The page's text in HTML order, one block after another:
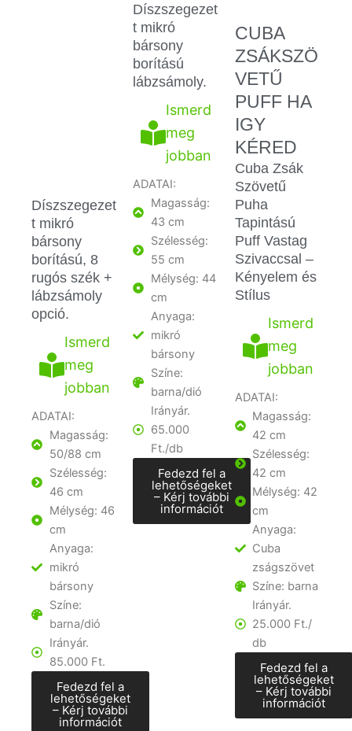
Díszszegezet
t mikró
bársony
borítású, 8
rugós szék +
lábzsámoly
opció.
Ismerd
meg
jobban
ADATAI:
Magasság:
50/88 cm
Szélesség:
46 cm
Mélység: 46
cm
Anyaga:
mikró
bársony
Színe:
barna/dió
Irányár.
85.000 Ft.
Fedezd fel a
lehetőségeket
– Kérj további
információt
Díszszegezet
t mikró
bársony
borítású
lábzsámoly.
Ismerd
meg
jobban
ADATAI:
Magasság:
43 cm
Szélesség:
55 cm
Mélység: 44
cm
Anyaga:
mikró
bársony
Színe:
barna/dió
Irányár.
65.000
Ft./db
Fedezd fel a
lehetőségeket
– Kérj további
információt
CUBA
ZSÁKSZÖ
VETŰ
PUFF HA
IGY
KÉRED
Cuba Zsák
Szövetű
Puha
Tapintású
Puff Vastag
Szivaccsal –
Kényelem és
Stílus
Ismerd
meg
jobban
ADATAI:
Magasság:
42 cm
Szélesség:
42 cm
Mélység: 42
cm
Anyaga:
Cuba
zságszövet
Színe: barna
Irányár.
25.000 Ft./
db
Fedezd fel a
lehetőségeket
– Kérj további
információt